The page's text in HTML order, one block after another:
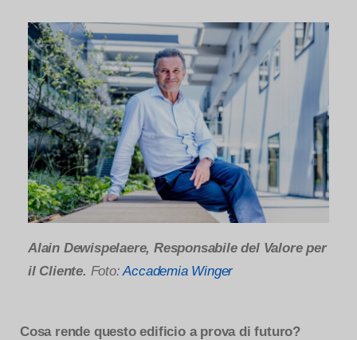
Alain Dewispelaere, Responsabile del Valore per
il Cliente. Foto:Accademia Winger
Cosa rende questo edificio a prova di futuro?